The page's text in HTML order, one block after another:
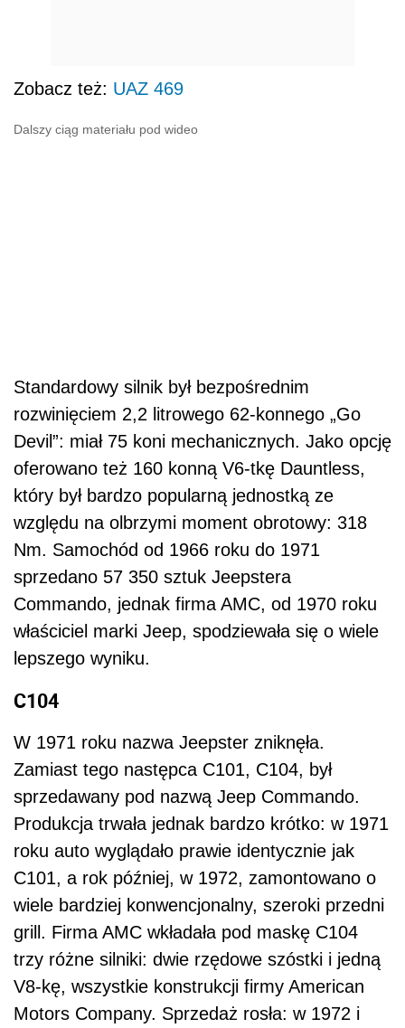
Zobacz też: UAZ 469
Dalszy ciąg materiału pod wideo
Standardowy silnik był bezpośrednim
rozwinięciem 2,2 litrowego 62-konnego „Go
Devil”: miał 75 koni mechanicznych. Jako opcję
oferowano też 160 konną V6-tkę Dauntless,
który był bardzo popularną jednostką ze
względu na olbrzymi moment obrotowy: 318
Nm. Samochód od 1966 roku do 1971
sprzedano 57 350 sztuk Jeepstera
Commando, jednak firma AMC, od 1970 roku
właściciel marki Jeep, spodziewała się o wiele
lepszego wyniku.
C104
W 1971 roku nazwa Jeepster zniknęła.
Zamiast tego następca C101, C104, był
sprzedawany pod nazwą Jeep Commando.
Produkcja trwała jednak bardzo krótko: w 1971
roku auto wyglądało prawie identycznie jak
C101, a rok później, w 1972, zamontowano o
wiele bardziej konwencjonalny, szeroki przedni
grill. Firma AMC wkładała pod maskę C104
trzy różne silniki: dwie rzędowe szóstki i jedną
V8-kę, wszystkie konstrukcji firmy American
Motors Company. Sprzedaż rosła: w 1972 i